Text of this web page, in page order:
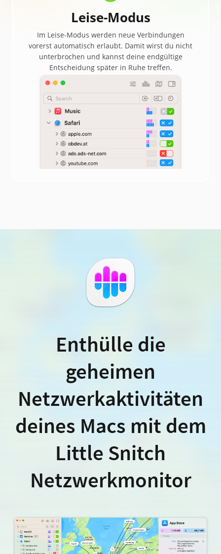
Leise-Modus
Im Leise-Modus werden neue Verbindungen
vorerst automatisch erlaubt. Damit wirst du nicht
unterbrochen und kannst deine endgültige
Entscheidung später in Ruhe treffen.
Enthülle die
geheimen
Netzwerkaktivitäten
deines Macs mit dem
Little Snitch
Netzwerkmonitor